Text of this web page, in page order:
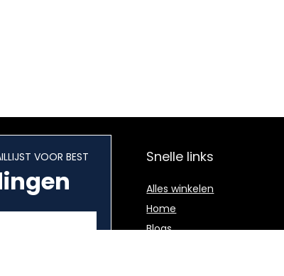
VOOR BEST Snelle links
Alles winkelen
Home
Blogs